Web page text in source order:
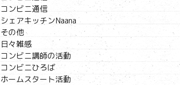
コンビニ通信
シェアキッチンNaana
その他
日々雑感
コンビニ講師の活動
コンビニひろば
ホームスタート活動